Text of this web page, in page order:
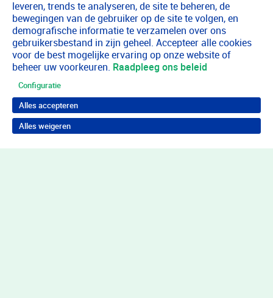
leveren, trends te analyseren, de site te beheren, de
bewegingen van de gebruiker op de site te volgen, en
demografische informatie te verzamelen over ons
gebruikersbestand in zijn geheel. Accepteer alle cookies
voor de best mogelijke ervaring op onze website of
beheer uw voorkeuren. Raadpleeg ons beleid
Configuratie
Alles accepteren
Alles weigeren